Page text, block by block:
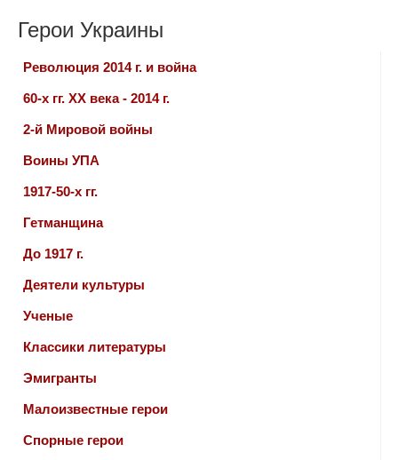
Герои Украины
Революция 2014 г. и война
60-х гг. ХХ века - 2014 г.
2-й Мировой войны
Воины УПА
1917-50-х гг.
Гетманщина
До 1917 г.
Деятели культуры
Ученые
Классики литературы
Эмигранты
Малоизвестные герои
Спорные герои